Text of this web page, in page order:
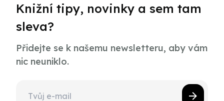
Knižní tipy, novinky a sem tam
sleva?
Přidejte se k našemu newsletteru, aby vám
nic neuniklo.